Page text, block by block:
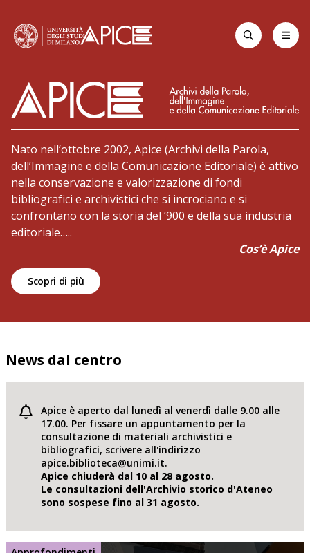
Cerca
Archivi della Parola, dell’Immagine e della
Nato nell’ottobre 2002, Apice (Archivi della Parola,
dell’Immagine e della Comunicazione Editoriale) è attivo
nella conservazione e valorizzazione di fondi
bibliografici e archivistici che si incrociano e si
confrontano con la storia del ’900 e della sua industria
editoriale…..
Cos’è Apice
Scopri di più
News dal centro
Apice è aperto dal lunedì al venerdì dalle 9.00 alle
17.00. Per fissare un appuntamento per la
consultazione di materiali archivistici e
bibliografici, scrivere all'indirizzo
apice.biblioteca@unimi.it.
Apice chiuderà dal 10 al 28 agosto.
Le consultazioni dell'Archivio storico d'Ateneo
sono sospese fino al 31 agosto.